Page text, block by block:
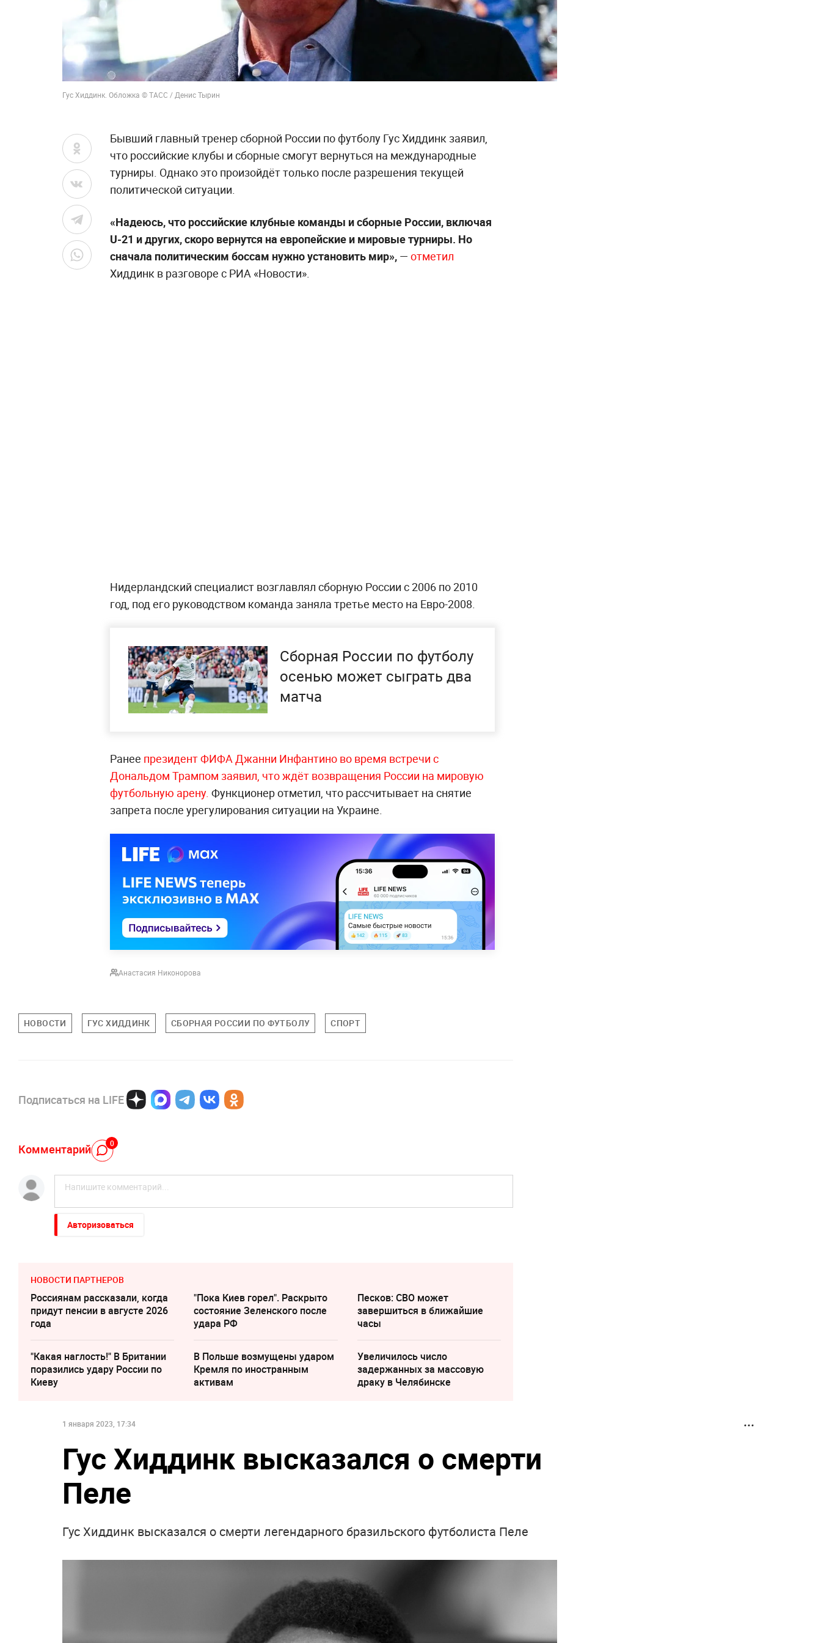
Гус Хиддинк. Обложка © ТАСС / Денис Тырин
Бывший главный тренер сборной России по футболу Гус Хиддинк заявил,
что российские клубы и сборные смогут вернуться на международные
турниры. Однако это произойдёт только после разрешения текущей
политической ситуации.
«Надеюсь, что российские клубные команды и сборные России, включая
U-21 и других, скоро вернутся на европейские и мировые турниры. Но
сначала политическим боссам нужно установить мир», — отметил
Хиддинк в разговоре с РИА «Новости».
Нидерландский специалист возглавлял сборную России с 2006 по 2010
год, под его руководством команда заняла третье место на Евро-2008.
Сборная России по футболу
осенью может сыграть два
матча
Ранее президент ФИФА Джанни Инфантино во время встречи с
Дональдом Трампом заявил, что ждёт возвращения России на мировую
футбольную арену. Функционер отметил, что рассчитывает на снятие
запрета после урегулирования ситуации на Украине.
Анастасия Никонорова
НОВОСТИ ГУС ХИДДИНК СБОРНАЯ РОССИИ ПО ФУТБОЛУ СПОРТ
Подписаться на LIFE
Комментарий 0
Авторизоваться
НОВОСТИ ПАРТНЕРОВ
Россиянам рассказали, когда
придут пенсии в августе 2026
года
"Пока Киев горел". Раскрыто
состояние Зеленского после
удара РФ
Песков: СВО может
завершиться в ближайшие
часы
"Какая наглость!" В Британии
поразились удару России по
Киеву
В Польше возмущены ударом
Кремля по иностранным
активам
Увеличилось число
задержанных за массовую
драку в Челябинске
1 января 2023, 17:34
Гус Хиддинк высказался о смерти
Пеле
Гус Хиддинк высказался о смерти легендарного бразильского футболиста Пеле